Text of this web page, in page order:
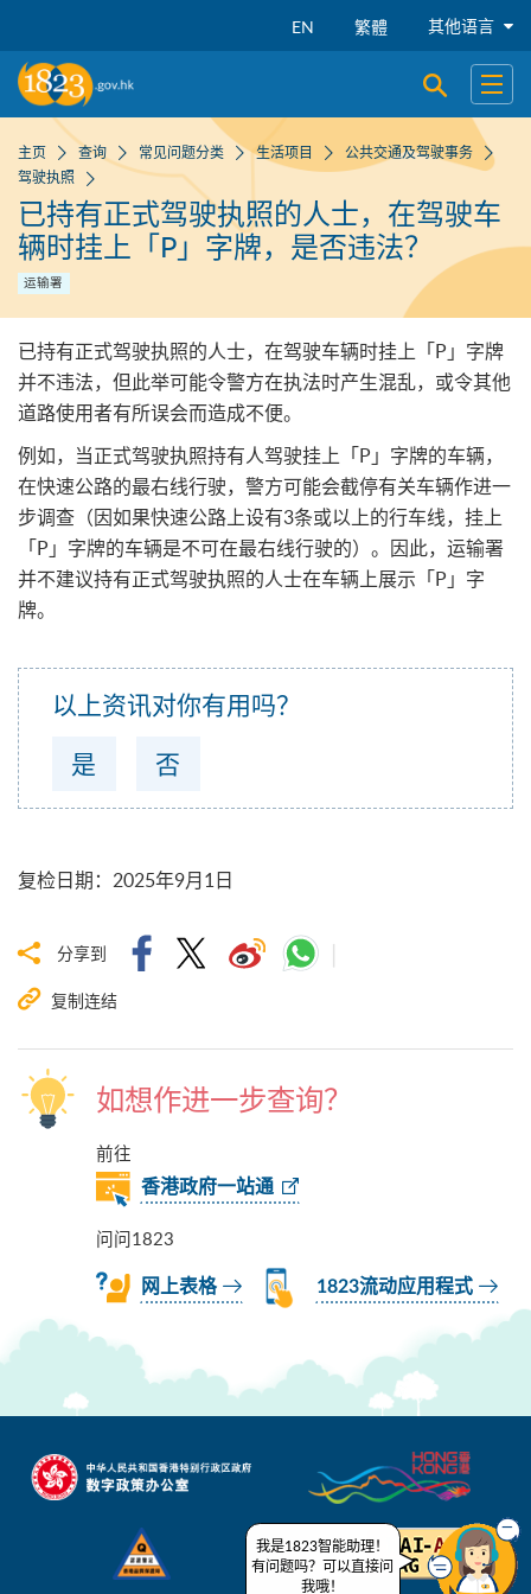
EN 繁體 其他语言
开启搜寻
开启
主页 查询 常见问题分类 生活项目
公共交通及驾驶事务
驾驶执照
已持有正式驾驶执照的人士，在驾驶车
辆时挂上「P」字牌，是否违法？
运输署
已持有正式驾驶执照的人士，在驾驶车辆时挂上「P」字牌
并不违法，但此举可能令警方在执法时产生混乱，或令其他
道路使用者有所误会而造成不便。
例如，当正式驾驶执照持有人驾驶挂上「P」字牌的车辆，
在快速公路的最右线行驶，警方可能会截停有关车辆作进一
步调查（因如果快速公路上设有3条或以上的行车线，挂上
「P」字牌的车辆是不可在最右线行驶的）。因此，运输署
并不建议持有正式驾驶执照的人士在车辆上展示「P」字
牌。
以上资讯对你有用吗？
是
否
复检日期： 2025年9月1日
分享到
复制连结
如想作进一步查询？
前往
香港政府一站通
问问1823
网上表格 1823流动应用程式
我是1823智能助理！
有问题吗？可以直接问
我哦！